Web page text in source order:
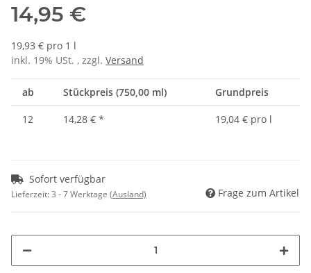
14,95 €
19,93 € pro 1 l
inkl. 19% USt. , zzgl. Versand
ab Stückpreis (750,00 ml) Grundpreis
12 14,28 € * 19,04 € pro l
Sofort verfügbar
Lieferzeit:3 - 7 Werktage (Ausland) Frage zum Artikel